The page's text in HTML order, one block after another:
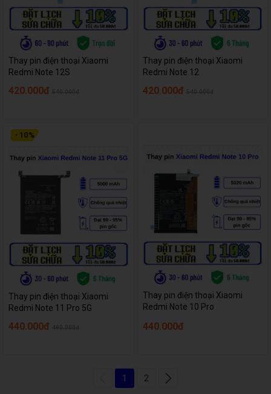
Thay pin điện thoại Xiaomi
Redmi Note 12S
420.000đ
Thay pin điện thoại Xiaomi
Redmi Note 12
420.000đ
- 10%
Thay pin điện thoại Xiaomi
Redmi Note 11 Pro 5G
440.000đ
Thay pin điện thoại Xiaomi
Redmi Note 10 Pro
440.000đ
1 2